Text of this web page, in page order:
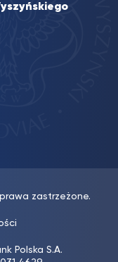
zastrzeżone.
Polska S.A.